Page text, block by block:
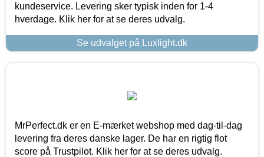
kundeservice. Levering sker typisk inden for 1-4
hverdage. Klik her for at se deres udvalg.
Se udvalget på Luxlight.dk
MrPerfect.dk er en E-mærket webshop med dag-til-dag
levering fra deres danske lager. De har en rigtig flot
score på Trustpilot. Klik her for at se deres udvalg.